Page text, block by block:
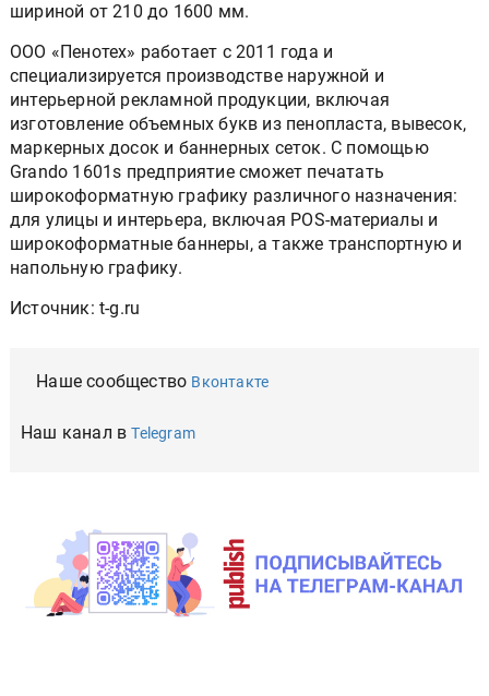
шириной от 210 до 1600 мм.
ООО «Пенотех» работает с 2011 года и
специализируется производстве наружной и
интерьерной рекламной продукции, включая
изготовление объемных букв из пенопласта, вывесок,
маркерных досок и баннерных сеток. С помощью
Grando 1601s предприятие сможет печатать
широкоформатную графику различного назначения:
для улицы и интерьера, включая POS-материалы и
широкоформатные баннеры, а также транспортную и
напольную графику.
Источник: t-g.ru
Наше сообщество Вконтакте
Наш канал вTelegram